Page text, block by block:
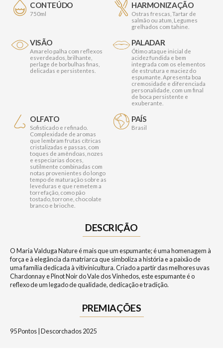
CONTEÚDO
750ml
HARMONIZAÇÃO
Ostras frescas, Tartar de
salmão ou atum, Legumes
grelhados com tahine.
VISÃO
Amarelo palha com reflexos
esverdeados, brilhante,
perlage de borbulhas finas,
delicadas e persistentes.
PALADAR
Ótimo ataque inicial de
acidez fundida e bem
integrada com os elementos
de estrutura e maciez do
espumante. Apresenta boa
cremosidade e diferenciada
personalidade, com um final
de boca persistente e
exuberante.
OLFATO
Sofisticado e refinado.
Complexidade de aromas
que lembram frutas cítricas
cristalizadas e passas, com
toques de amêndoas, nozes
e especiarias doces,
sutilmente combinadas com
notas provenientes do longo
tempo de maturação sobre as
leveduras e que remetem a
torrefação, como pão
tostado, torrone, chocolate
branco e brioche.
PAÍS
Brasil
DESCRIÇÃO
O Maria Valduga Nature é mais que um espumante; é uma homenagem à
força e à elegância da matriarca que simboliza a história e a paixão de
uma família dedicada à vitivinicultura. Criado a partir das melhores uvas
Chardonnay e Pinot Noir do Vale dos Vinhedos, este espumante é o
reflexo de um legado de qualidade, dedicação e tradição.
PREMIAÇÕES
95 Pontos | Descorchados 2025